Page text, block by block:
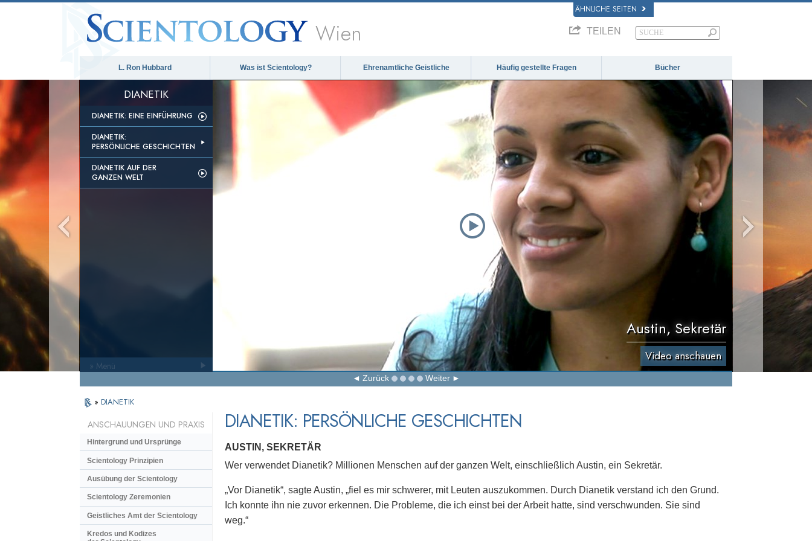
ÄHNLICHE SEITEN
Wien TEILEN
L. Ron Hubbard Was ist Scientology? Ehrenamtliche Geistliche Häufig gestellte Fragen Bücher
DIANETIK
DIANETIK: EINE EINFÜHRUNG
DIANETIK:
PERSÖNLICHE GESCHICHTEN
DIANETIK AUF DER
GANZEN WELT
Austin, Sekretär
Video anschauen
Zurück Weiter
» Menü
» DIANETIK
DIANETIK: PERSÖNLICHE GESCHICHTEN
AUSTIN, SEKRETÄR
Wer verwendet Dianetik? Millionen Menschen auf der ganzen Welt, einschließlich Austin, ein Sekretär.
„Vor Dianetik“, sagte Austin, „fiel es mir schwerer, mit Leuten auszukommen. Durch Dianetik verstand ich den Grund.
Ich konnte ihn nie zuvor erkennen. Die Probleme, die ich einst bei der Arbeit hatte, sind verschwunden. Sie sind
weg.“
ANSCHAUUNGEN UND PRAXIS
Hintergrund und Ursprünge
Scientology Prinzipien
Ausübung der Scientology
Scientology Zeremonien
Geistliches Amt der Scientology
Kredos und Kodizes